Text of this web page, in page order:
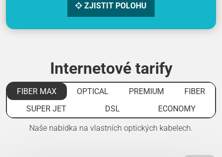
ZJISTIT POLOHU
Internetové tarify
FIBER MAX OPTICAL PREMIUM
FIBER
SUPER JET
DSL ECONOMY
Naše nabídka na vlastních optických kabelech.